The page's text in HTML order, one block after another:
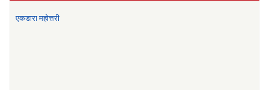
एकडारा महोत्तरी